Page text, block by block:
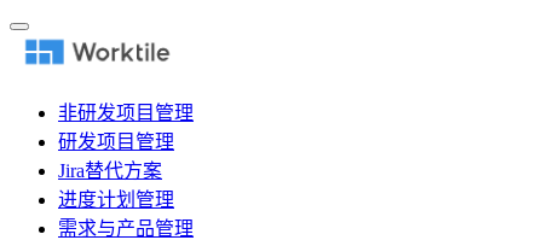
非研发项目管理
研发项目管理
Jira替代方案
进度计划管理
需求与产品管理